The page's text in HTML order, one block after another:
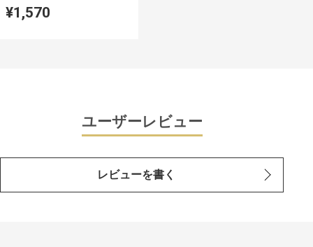
¥1,570
ユーザーレビュー
レビューを書く